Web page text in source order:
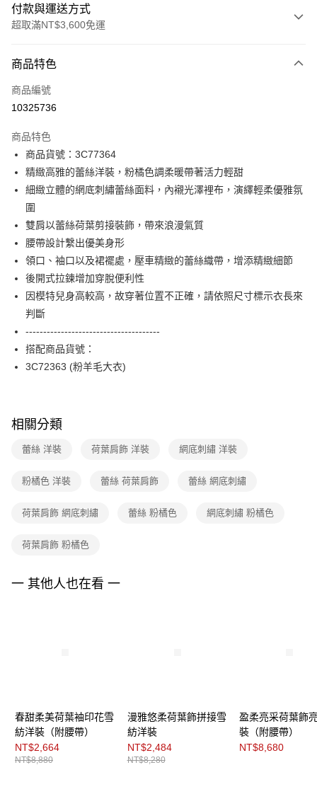
付款與運送方式
超取滿NT$3,600免運
信用卡一次付款
信用卡分期付款
合作金庫商業銀行
華南商業銀行
上海商業儲蓄銀行
台北富邦商業銀行
國泰世華商業銀行
兆豐國際商業銀行
臺灣中小企業銀行
匯豐（台灣）商業銀行
華泰商業銀行
聯邦商業銀行
遠東國際商業銀行
元大商業銀行
玉山商業銀行
星展（台灣）商業銀行
台新國際商業銀行
台灣樂天信用卡公司
LINE Pay
Apple Pay
AFTEE先享後付
相關說明
【關於「AFTEE先享後付」】
AFTEE先享後付是「在收到商品之後才付款」的支付方式。 讓您購物簡單
便利好安心！
１．簡單：不需註冊會員、不需綁卡、不需儲值。
２．便利：只要手機號碼，簡訊認證，即可結帳。
【「AFTEE先享後付」結帳流程】
１．於結帳方式選擇「AFTEE先享後付」後，將跳轉至「AFTEE先享後付」
結帳頁面，進行簡訊認證並確認金額後，即可完成結帳。
※ 請注意：結帳手續完成當下不需立刻繳費，但若您需要取消訂單，請聯絡
後付繳納相關費用。
是否繳費成功／繳費後需取消欲退款等相關疑問，請聯繫「AFTEE先享後付
【注意事項】
易，需依本服務之必要範圍內提供個人資料，並將交易相關給付款項請求債
https://aftee.tw/terms/#terms3
３．未成年的使用者請事先徵得法定代理人或監護人之同意方可使用
付款後全家FamilyMart取貨
每筆NT$90，滿NT$3,600(含以上)免運費
付款後7-11取貨
黑貓宅配
每筆NT$200，滿NT$8,000(含以上)免運費
付款後門市自取
商品特色
商品編號
10325736
商品特色
商品貨號：3C77364
精緻高雅的蕾絲洋裝，粉橘色調柔暖帶著活力輕甜
細緻立體的網底刺繡蕾絲面料，內襯光澤裡布，演繹輕柔優雅氛
圍
雙肩以蕾絲荷葉剪接裝飾，帶來浪漫氣質
腰帶設計繫出優美身形
領口、袖口以及裙襬處，壓車精緻的蕾絲織帶，增添精緻細節
後開式拉鍊增加穿脫便利性
因模特兒身高較高，故穿著位置不正確，請依照尺寸標示衣長來
判斷
--------------------------------------
搭配商品貨號：
3C72363 (粉羊毛大衣)
相關分類
蕾絲 洋裝 荷葉肩飾 洋裝 網底刺繡 洋裝
粉橘色 洋裝 蕾絲 荷葉肩飾 蕾絲 網底刺繡
荷葉肩飾 網底刺繡 蕾絲 粉橘色 網底刺繡 粉橘色
荷葉肩飾 粉橘色
一 其他人也在看 一
春甜柔美荷葉袖印花雪
紡洋裝（附腰帶）
NT$2,664
NT$8,880
漫雅悠柔荷葉飾拼接雪
紡洋裝
NT$2,484
NT$8,280
盈柔亮采荷葉飾
裝（附腰帶）
NT$8,680